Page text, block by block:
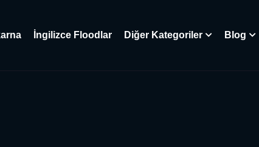
İngilizce Floodlar Diğer Kategoriler Blog